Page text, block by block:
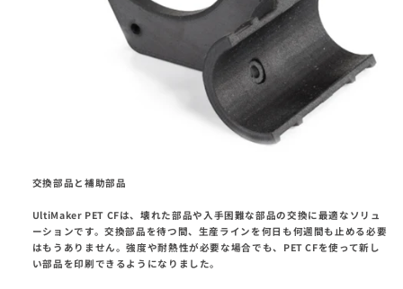
交換部品と補助部品
UltiMaker PET CFは、壊れた部品や入手困難な部品の交換に最適なソリュ
ーションです。交換部品を待つ間、生産ラインを何日も何週間も止める必要
はもうありません。強度や耐熱性が必要な場合でも、PET CFを使って新し
い部品を印刷できるようになりました。